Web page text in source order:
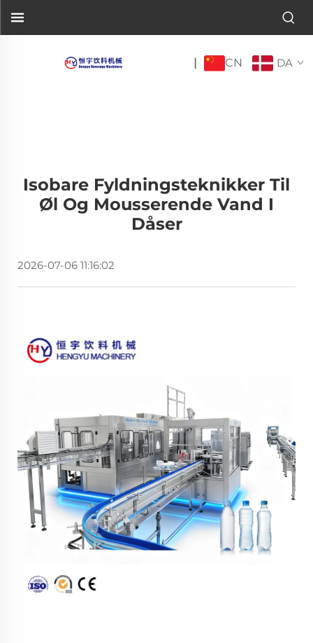
| CN DA
Isobare Fyldningsteknikker Til
Øl Og Mousserende Vand I
Dåser
2026-07-06 11:16:02